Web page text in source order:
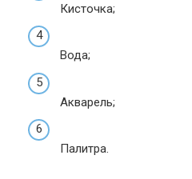
Кисточка;
Вода;
Акварель;
Палитра.